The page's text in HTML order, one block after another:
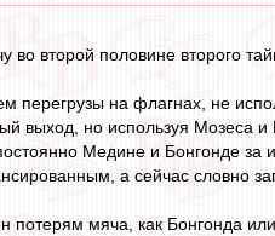
второй половине второго
перегрузы на флагнах, не
выход, но используя Мозеса
Медине и Бонгонде за
а сейчас словно
потерям мяча, как Бонгонда